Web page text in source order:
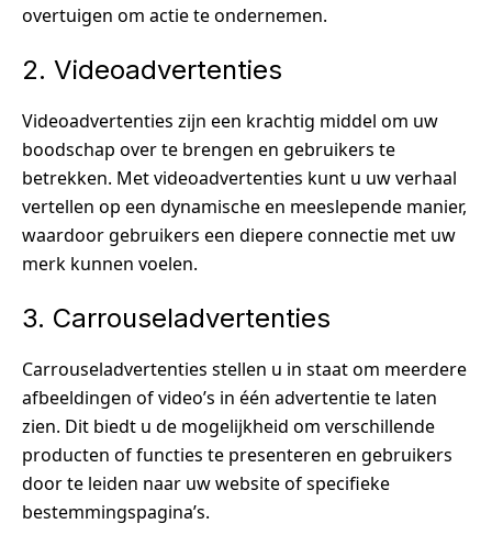
overtuigen om actie te ondernemen.
2. Videoadvertenties
Videoadvertenties zijn een krachtig middel om uw
boodschap over te brengen en gebruikers te
betrekken. Met videoadvertenties kunt u uw verhaal
vertellen op een dynamische en meeslepende manier,
waardoor gebruikers een diepere connectie met uw
merk kunnen voelen.
3. Carrouseladvertenties
Carrouseladvertenties stellen u in staat om meerdere
afbeeldingen of video’s in één advertentie te laten
zien. Dit biedt u de mogelijkheid om verschillende
producten of functies te presenteren en gebruikers
door te leiden naar uw website of specifieke
bestemmingspagina’s.